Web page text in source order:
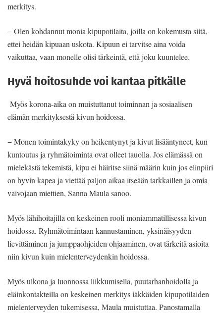
merkitys.
− Olen kohdannut monia kipupotilaita, joilla on kokemusta siitä,
ettei heidän kipuaan uskota. Kipuun ei tarvitse aina voida
vaikuttaa, vaan monelle olisi tärkeintä, että joku kuuntelee.
Hyvä hoitosuhde voi kantaa pitkälle
Myös korona-aika on muistuttanut toiminnan ja sosiaalisen
elämän merkityksestä kivun hoidossa.
− Monen toimintakyky on heikentynyt ja kivut lisääntyneet, kun
kuntoutus ja ryhmätoiminta ovat olleet tauolla. Jos elämässä on
mielekästä tekemistä, kipu ei häiritse siinä määrin kuin jos elinpiiri
on hyvin kapea ja viettää paljon aikaa itseään tarkkaillen ja omia
vaivojaan miettien, Sanna Maula sanoo.
Myös lähihoitajilla on keskeinen rooli moniammatillisessa kivun
hoidossa. Ryhmätoimintaan kannustaminen, yksinäisyyden
lievittäminen ja jumppaohjeiden ohjaaminen, ovat tärkeitä asioita
niin kivun kuin mielenterveydenkin hoidossa.
Myös ulkona ja luonnossa liikkumisella, puutarhanhoidolla ja
eläinkontakteilla on keskeinen merkitys iäkkäiden kipupotilaiden
mielenterveyden tukemisessa, Maula muistuttaa. Panostamalla